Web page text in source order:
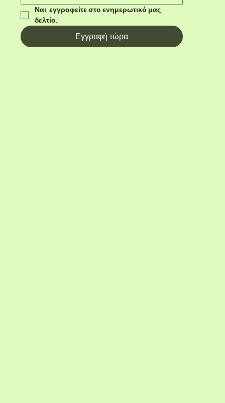
Ναι, εγγραφείτε στο ενημερωτικό μας
δελτίο.
Εγγραφή τώρα